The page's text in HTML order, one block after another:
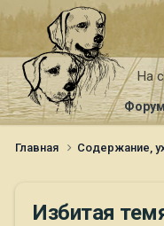
На
Главная Содержание,
Избитая